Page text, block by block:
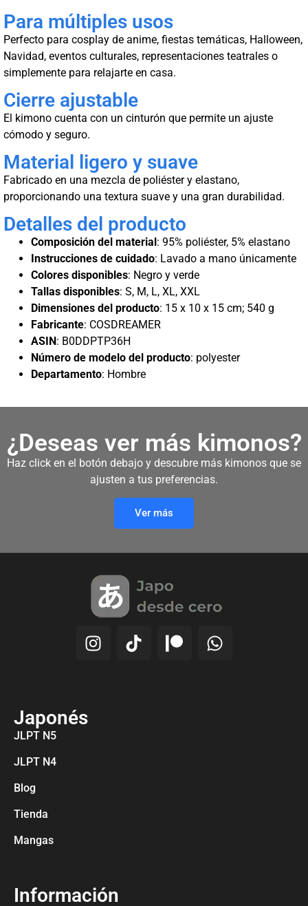
Para múltiples usos
Perfecto para cosplay de anime, fiestas temáticas, Halloween,
Navidad, eventos culturales, representaciones teatrales o
simplemente para relajarte en casa.
Cierre ajustable
El kimono cuenta con un cinturón que permite un ajuste
cómodo y seguro.
Material ligero y suave
Fabricado en una mezcla de poliéster y elastano,
proporcionando una textura suave y una gran durabilidad.
Detalles del producto
Composición del material : 95% poliéster, 5% elastano
Instrucciones de cuidado: Lavado a mano únicamente
Colores disponibles: Negro y verde
Tallas disponibles: S, M, L, XL, XXL
Dimensiones del producto: 15 x 10 x 15 cm; 540 g
Fabricante: COSDREAMER
ASIN : B0DDPTP36H
Número de modelo del producto: polyester
Departamento: Hombre
¿Deseas ver más kimonos?
Haz click en el botón debajo y descubre más kimonos que se
ajusten a tus preferencias.
Ver más
Japonés
JLPT N5
JLPT N4
Blog
Tienda
Mangas
Información